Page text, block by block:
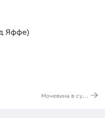
Яффе)
Мочевина в суточной моче